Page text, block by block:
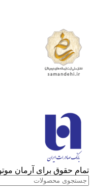
تمام حقوق برای آرمان